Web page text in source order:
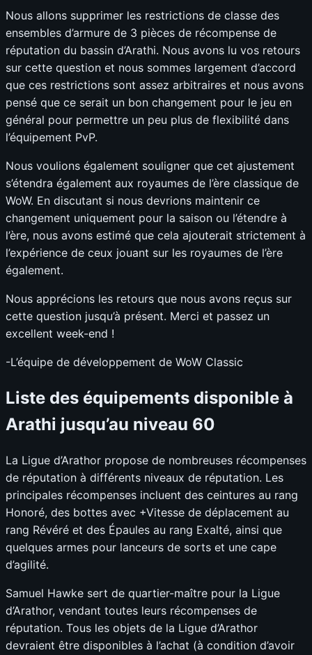
Nous allons supprimer les restrictions de classe des
ensembles d’armure de 3 pièces de récompense de
réputation du bassin d’Arathi. Nous avons lu vos retours
sur cette question et nous sommes largement d’accord
que ces restrictions sont assez arbitraires et nous avons
pensé que ce serait un bon changement pour le jeu en
général pour permettre un peu plus de flexibilité dans
l’équipement PvP.
Nous voulions également souligner que cet ajustement
s’étendra également aux royaumes de l’ère classique de
WoW. En discutant si nous devrions maintenir ce
changement uniquement pour la saison ou l’étendre à
l’ère, nous avons estimé que cela ajouterait strictement à
l’expérience de ceux jouant sur les royaumes de l’ère
également.
Nous apprécions les retours que nous avons reçus sur
cette question jusqu’à présent. Merci et passez un
excellent week-end !
-L’équipe de développement de WoW Classic
Liste des équipements disponible à
Arathi jusqu’au niveau 60
La Ligue d’Arathor propose de nombreuses récompenses
de réputation à différents niveaux de réputation. Les
principales récompenses incluent des ceintures au rang
Honoré, des bottes avec +Vitesse de déplacement au
rang Révéré et des Épaules au rang Exalté, ainsi que
quelques armes pour lanceurs de sorts et une cape
d’agilité.
Samuel Hawke sert de quartier-maître pour la Ligue
d’Arathor, vendant toutes leurs récompenses de
réputation. Tous les objets de la Ligue d’Arathor
devraient être disponibles à l’achat (à condition d’avoir